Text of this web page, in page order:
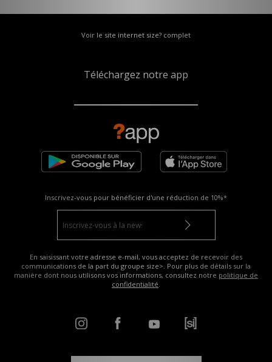
Voir le site internet size? complet
Téléchargez notre app
Inscrivez-vous pour bénéficier d'une réduction de 10%*
En saisissant votre adresse e-mail, vous acceptez de recevoir des
communications de la part du groupe size>. Pour plus de détails sur la
manière dont nous utilisons vos informations, consultez notre politique de
confidentialité.